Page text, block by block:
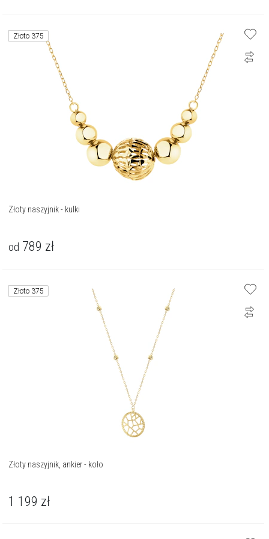
Złoto 375
Złoty naszyjnik - kulki
od 789 zł
Złoto 375
Złoty naszyjnik, ankier - koło
1 199 zł